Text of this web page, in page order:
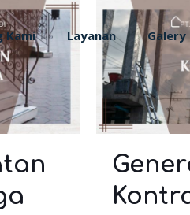
Kami Layanan Galery